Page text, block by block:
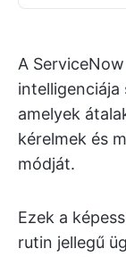
A
amelyek
kérelmek és
módját.
Ezek a
rutin jellegű